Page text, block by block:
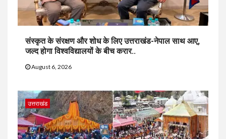
संस्कृत के संरक्षण और शोध के लिए उत्तराखंड-नेपाल साथ आए,
जल्द होगा विश्वविद्यालयों के बीच करार..
August 6, 2026
उत्तराखंड